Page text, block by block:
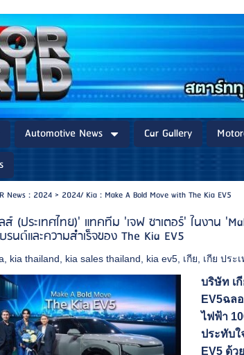
Automotive News Car Gallery
News : 2024> 2024/ Kia : Make A Bold Move with The Kia EV5
ส์ (ประเทศไทย)' แทคทีม 'เจฟ ซาเตอร์' ในงาน
นด์และความสำเร็จของ The Kia EV5
kia thailand kia sales thailand kia ev5 เกีย เกีย ประ
บริษัท เ
EV5ฉล
ไฟฟ้า
ประทับใ
EV5 ด้